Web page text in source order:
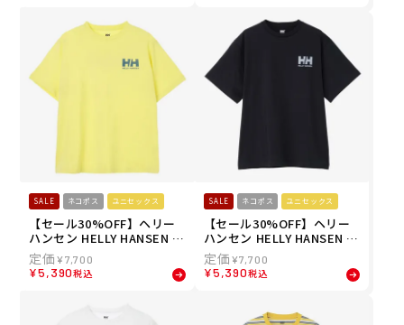
6SS 春夏
-NB 26SS 春夏
SALE ネコポス ユニセックス
【セール30%OFF】ヘリー
ハンセン HELLY HANSEN ユ
ニセックス ショートスリー
ブ HHラインバックプリント
ロゴティー S/S LINE BACK
¥7,700
¥5,390税込
SALE ネコポス ユニセックス
【セール30%OFF】ヘリー
ハンセン HELLY HANSEN ユ
ニセックス ショートスリー
ブ HHラインバックプリント
ロゴティー S/S LINE BACK
-K 26SS 春夏
¥7,700
¥5,390税込